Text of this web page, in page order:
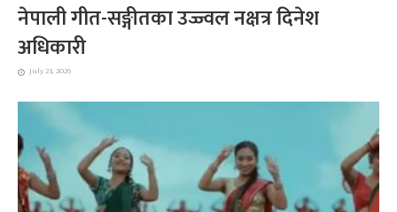
नेपाली गीत-सङ्गीतका उज्ज्वल नक्षत्र दिनेश
अधिकारी
July 23, 2026